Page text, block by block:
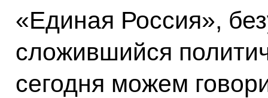
«Единая Россия»,
сложившийся
сегодня можем